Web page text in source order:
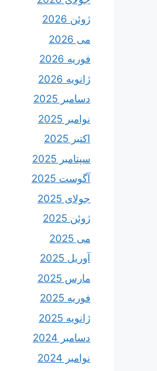
ژوئن 2026
می 2026
فوریه 2026
ژانویه 2026
دسامبر 2025
نوامبر 2025
اکتبر 2025
سپتامبر 2025
آگوست 2025
جولای 2025
ژوئن 2025
می 2025
آوریل 2025
مارس 2025
فوریه 2025
ژانویه 2025
دسامبر 2024
نوامبر 2024